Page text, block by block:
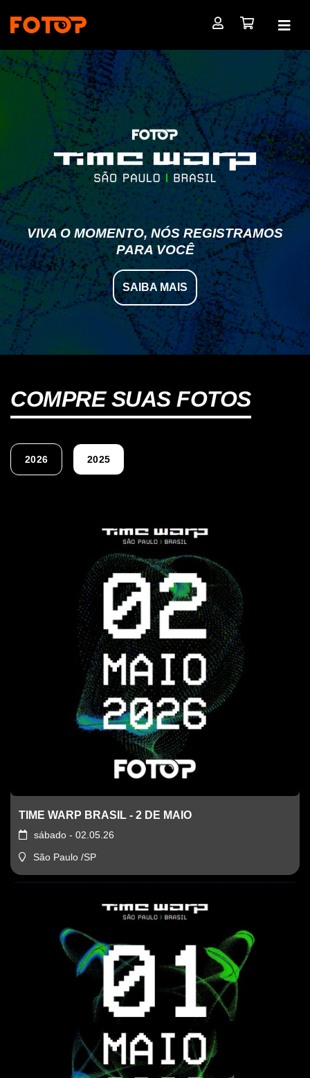
VIVA O MOMENTO, NÓS REGISTRAMOS
PARA VOCÊ
SAIBA MAIS
COMPRE SUAS FOTOS
2026 2025
TIME WARP BRASIL - 2 DE MAIO
sábado - 02.05.26
São Paulo /SP